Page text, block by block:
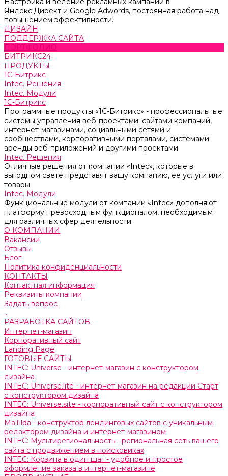
Яндекс.Директ и Google Adwords, постоянная работа над
повышением эффективности.
ДИЗАЙН
ПОДДЕРЖКА САЙТА
ПОРТФОЛИО
БИТРИКС24
ПРОДУКТЫ
1С-Битрикс
Intec. Решения
Intec. Модули
1С-Битрикс
Программные продукты «1С-Битрикс» - профессиональные
системы управления веб-проектами: сайтами компаний,
интернет-магазинами, социальными сетями и
сообществами, корпоративными порталами, системами
аренды веб-приложений и другими проектами.
Intec. Решения
Отличные решения от компании «Intec», которые в
выгодном свете представят вашу компанию, ее услуги или
товары
Intec. Модули
Функциональные модули от компании «Intec» дополняют
платформу превосходным функционалом, необходимым
для различных сфер деятельности.
О КОМПАНИИ
Вакансии
Отзывы
Блог
Политика конфиденциальности
КОНТАКТЫ
Контактная информация
Реквизиты компании
Задать вопрос
...
РАЗРАБОТКА САЙТОВ
Интернет-магазин
Корпоративный сайт
Landing Page
ГОТОВЫЕ САЙТЫ
INTEC: Universe - интернет-магазин с конструктором
дизайна
INTEC: Universe.lite - интернет-магазин на редакции Старт
с конструктором дизайна
INTEC: Universe.site - корпоративный сайт с конструктором
дизайна
MaTilda - конструктор лендинговых сайтов с уникальным
редактором дизайна и интернет-магазином
INTEC: Мультирегиональность - региональная сеть вашего
сайта с продвижением в поисковиках
INTEC: Корзина в один шаг - удобное и простое
оформление заказа в интернет-магазине